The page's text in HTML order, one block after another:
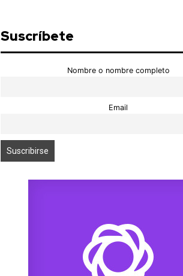
Suscríbete
Nombre o nombre completo
Email